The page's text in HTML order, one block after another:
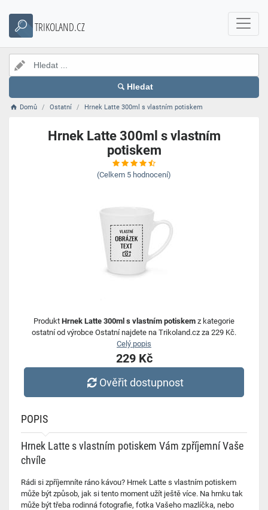
TRIKOLAND.CZ
Hledat
Domů Ostatní Hrnek Latte 300ml s vlastním potiskem
Hrnek Latte 300ml s vlastním
potiskem
(Celkem 5 hodnocení)
Produkt Hrnek Latte 300ml s vlastním potiskem z kategorie
ostatní od výrobce Ostatní najdete na Trikoland.cz za 229 Kč.
Celý popis
229 Kč
Ověřit dostupnost
POPIS
Hrnek Latte s vlastním potiskem Vám zpříjemní Vaše
chvíle
Rádi si zpříjemníte ráno kávou? Hrnek Latte s vlastním potiskem
může být způsob, jak si tento moment užít ještě více. Na hrnku tak
může být třeba rodinná fotografie, fotka Vašeho mazlíčka, nebo